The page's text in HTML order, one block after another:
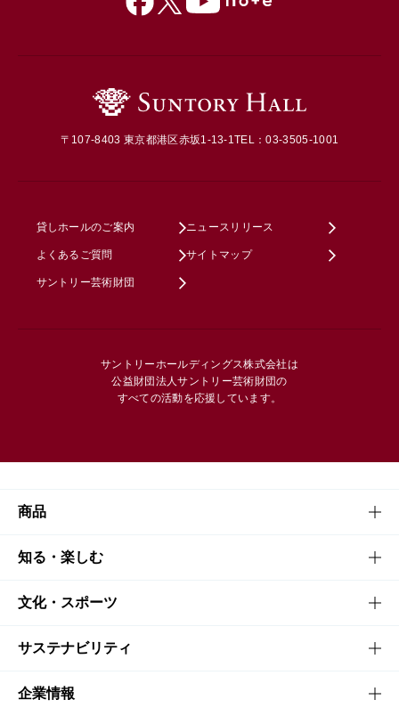
〒107-8403 東京都港区赤坂1-13-1TEL：03-3505-1001
貸しホールのご案内 ニュースリリース
よくあるご質問 サイトマップ
サントリー芸術財団
サントリーホールディングス株式会社は
公益財団法人サントリー芸術財団の
すべての活動を応援しています。
商品
商品TOP
商品一覧
商品発売情報
栄養成分一覧
知る・楽しむ
知る・楽しむTOP
キャンペーン
工場見学
文化・スポーツ
文化・スポーツTOP
サントリーホール
サステナビリティ
サステナビリティTOP
企業情報